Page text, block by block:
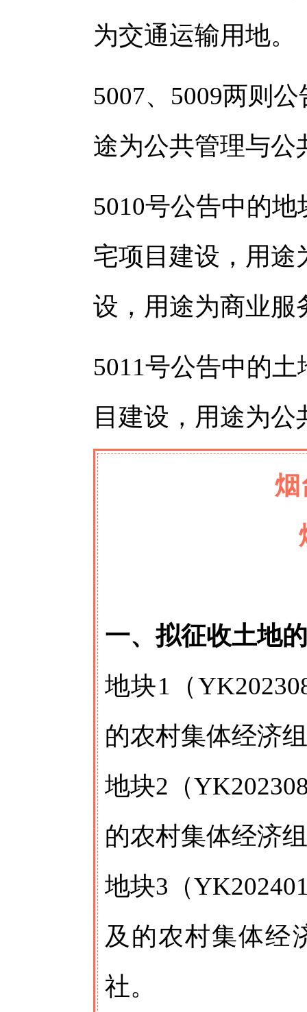
为交通运输用地。
5007、5009两则
途为公共管理与公
5010号公告中的
宅项目建设，用途
设，用途为商业服
5011号公告中的
目建设，用途为
烟
一、拟征收土地
地块1（
的农村集体经济
地块2（
的农村集体经济
地块3（
及的农村集体经
社。